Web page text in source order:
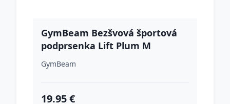
GymBeam Bezšvová športová
podprsenka Lift Plum M
GymBeam
19.95 €